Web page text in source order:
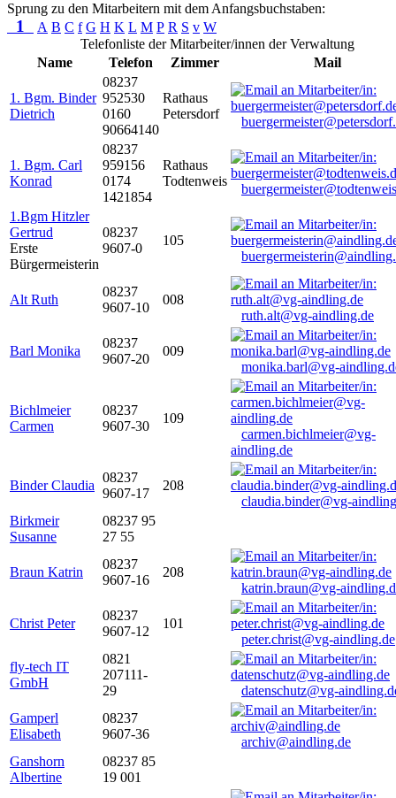
Sprung zu den Mitarbeitern mit dem Anfangsbuchstaben:
1 A B C f G H K L M P R S v W
Telefonliste der Mitarbeiter/innen der Verwaltung
Name
Telefon Zimmer Mail
1. Bgm. Binder
Dietrich
08237
952530
0160
90664140
Rathaus
Petersdorf
1. Bgm. Carl
Konrad
08237
959156
0174
1421854
Rathaus
Todtenweis
1.Bgm Hitzler
Gertrud
Erste
Bürgermeisterin
08237
9607-0
105
Alt Ruth
08237
9607-10
008
ruth.alt@vg-aindling.de
Barl Monika
08237
9607-20
009
monika.barl@vg-
Bichlmeier
Carmen
08237
9607-30
109
carmen.bichlmeier@vg-
aindling.de
Binder Claudia
08237
9607-17
208
claudia.binder@vg-
Birkmeir
Susanne
08237 95
27 55
Braun Katrin
08237
9607-16
208
katrin.braun@vg-
Christ Peter
08237
9607-12
101
peter.christ@vg-aindling.de
fly-tech IT
GmbH
0821
207111-
29
datenschutz@vg-
Gamperl
Elisabeth
08237
9607-36
archiv@aindling.de
Ganshorn
Albertine
08237 85
19 001